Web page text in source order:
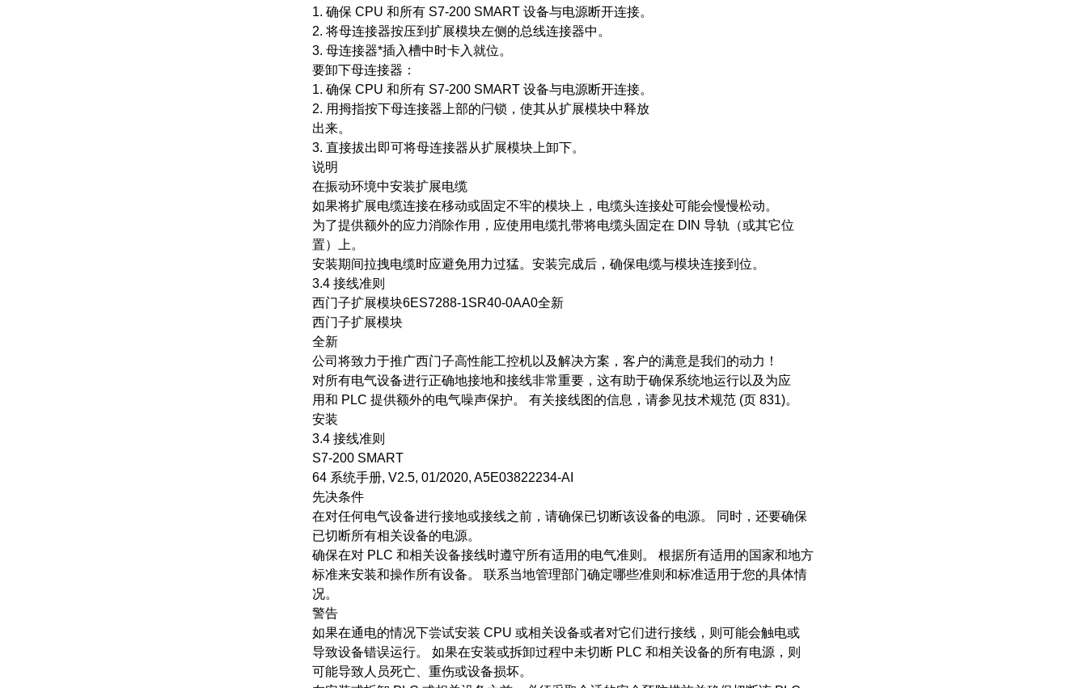
1. 确保 CPU 和所有 S7-200 SMART 设备与电源断开连接。
2. 将母连接器按压到扩展模块左侧的总线连接器中。
3. 母连接器*插入槽中时卡入就位。
要卸下母连接器：
1. 确保 CPU 和所有 S7-200 SMART 设备与电源断开连接。
2. 用拇指按下母连接器上部的闩锁，使其从扩展模块中释放
出来。
3. 直接拔出即可将母连接器从扩展模块上卸下。
说明
在振动环境中安装扩展电缆
如果将扩展电缆连接在移动或固定不牢的模块上，电缆头连接处可能会慢慢松动。
为了提供额外的应力消除作用，应使用电缆扎带将电缆头固定在 DIN 导轨（或其它位
置）上。
安装期间拉拽电缆时应避免用力过猛。安装完成后，确保电缆与模块连接到位。
3.4 接线准则
西门子扩展模块6ES7288-1SR40-0AA0全新
西门子扩展模块
全新
公司将致力于推广西门子高性能工控机以及解决方案，客户的满意是我们的动力！
对所有电气设备进行正确地接地和接线非常重要，这有助于确保系统地运行以及为应
用和 PLC 提供额外的电气噪声保护。 有关接线图的信息，请参见技术规范 (页 831)。
安装
3.4 接线准则
S7-200 SMART
64 系统手册, V2.5, 01/2020, A5E03822234-AI
先决条件
在对任何电气设备进行接地或接线之前，请确保已切断该设备的电源。 同时，还要确保
已切断所有相关设备的电源。
确保在对 PLC 和相关设备接线时遵守所有适用的电气准则。 根据所有适用的国家和地方
标准来安装和操作所有设备。 联系当地管理部门确定哪些准则和标准适用于您的具体情
况。
警告
如果在通电的情况下尝试安装 CPU 或相关设备或者对它们进行接线，则可能会触电或
导致设备错误运行。 如果在安装或拆卸过程中未切断 PLC 和相关设备的所有电源，则
可能导致人员死亡、重伤或设备损坏。